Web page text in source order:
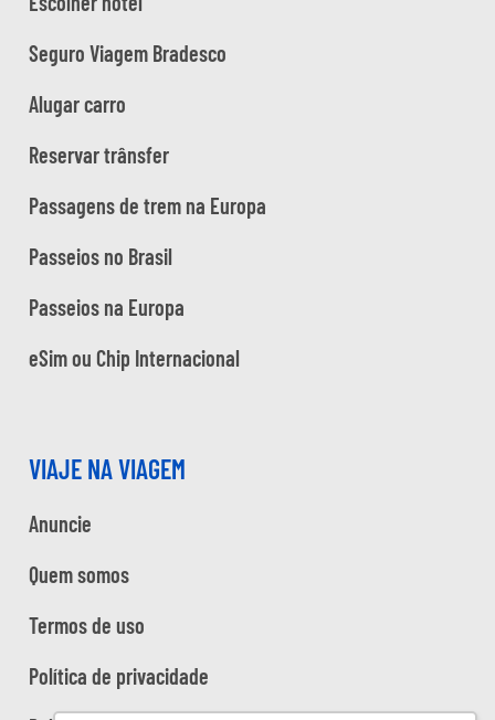
Seguro Viagem Bradesco
Alugar carro
Reservar trânsfer
Passagens de trem na Europa
Passeios no Brasil
Passeios na Europa
eSim ou Chip Internacional
VIAJE NA VIAGEM
Anuncie
Quem somos
Termos de uso
Política de privacidade